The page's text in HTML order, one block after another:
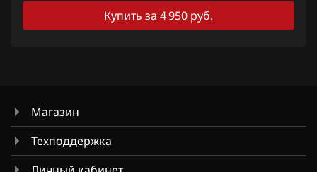
Omoda
Opel
Peugeot
Купить за 4 950 руб.
Магазин
Техподдержка